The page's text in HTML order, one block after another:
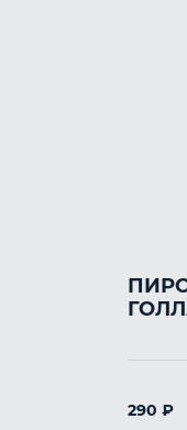
290 ₽